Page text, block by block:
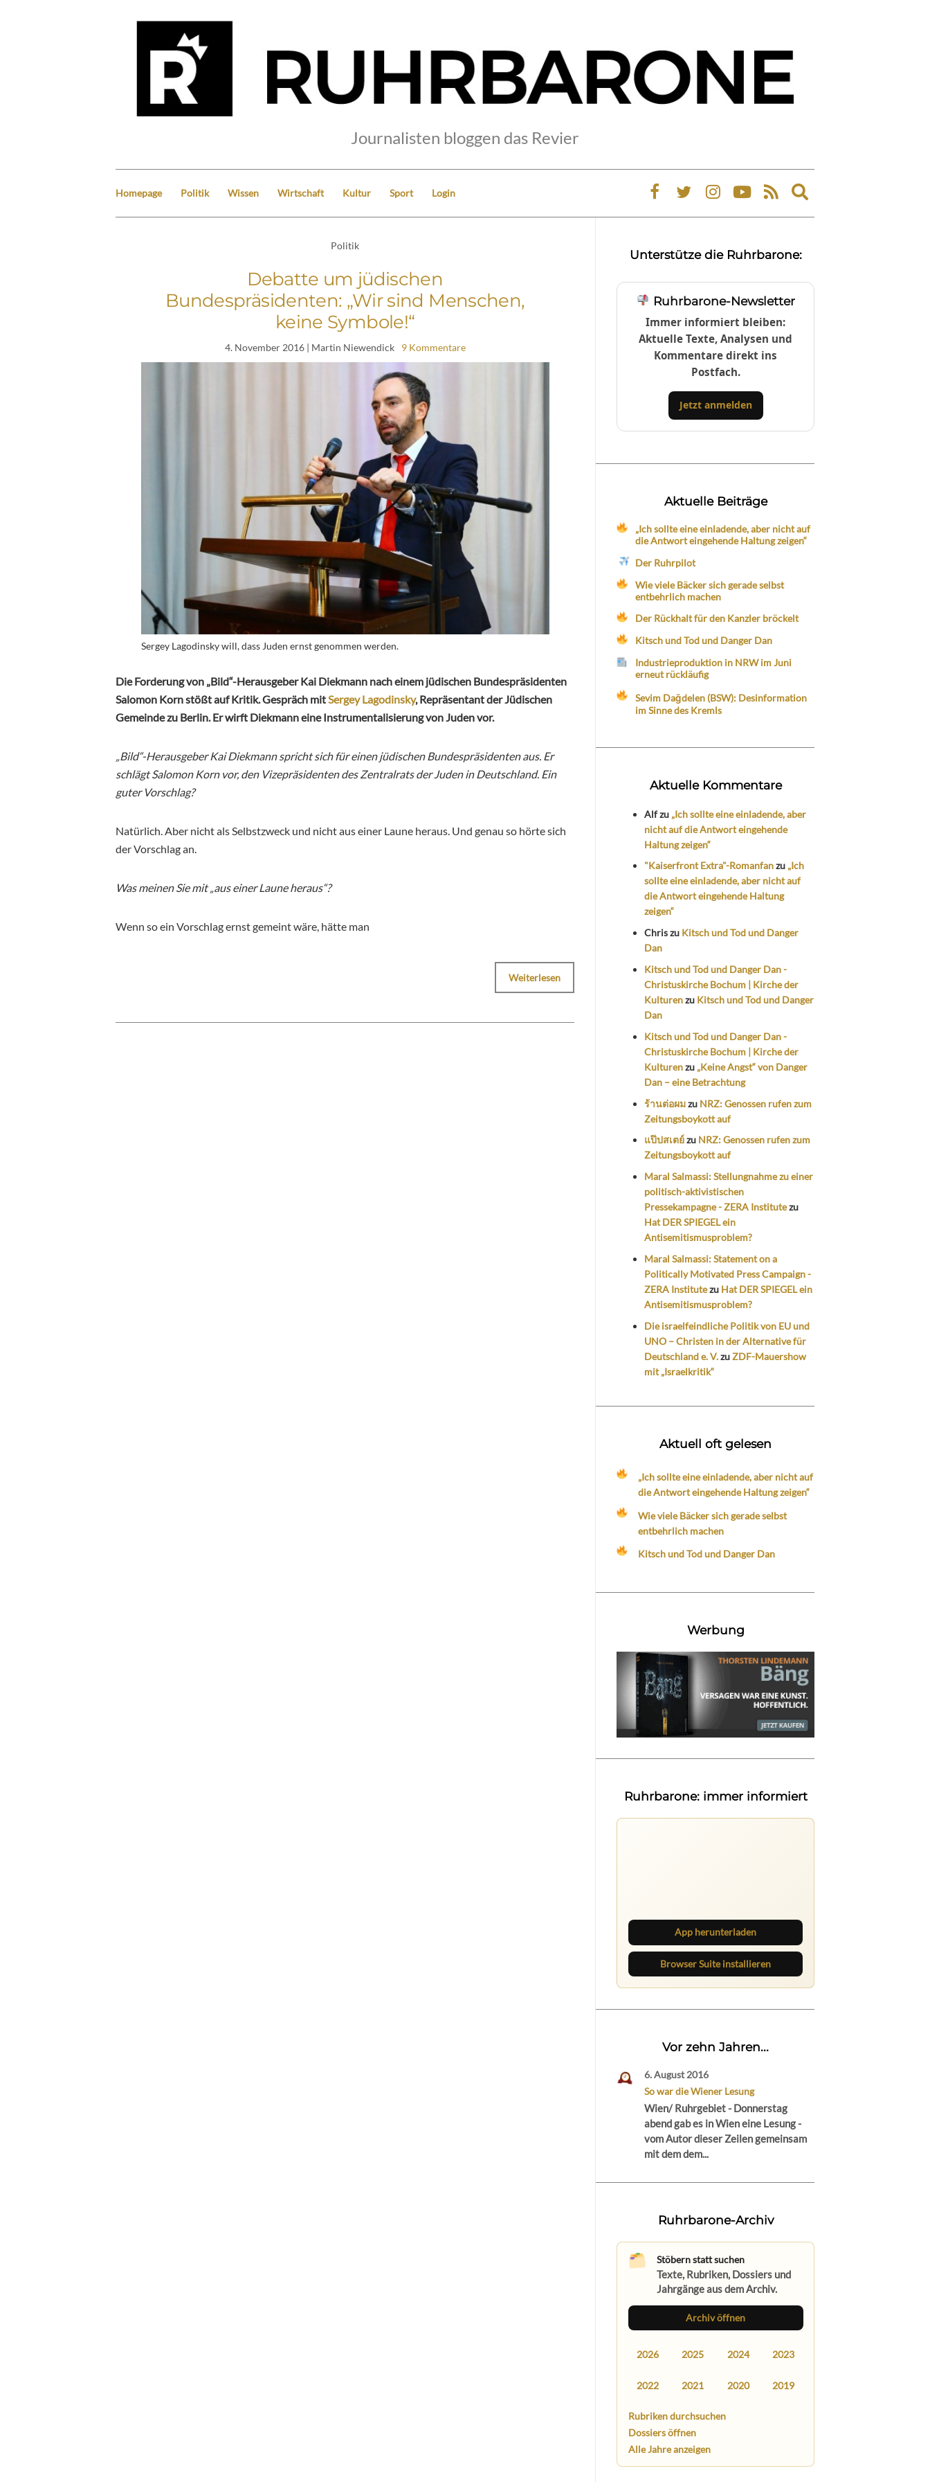
Journalisten bloggen das Revier
Homepage Politik Wissen Wirtschaft Kultur Sport Login
Expand
search
Politik
Debatte um jüdischen
Bundespräsidenten: „Wir sind Menschen,
keine Symbole!“
4. November 2016| Martin Niewendick 9 Kommentare
Sergey Lagodinsky will, dass Juden ernst genommen werden.
Die Forderung von „Bild“-Herausgeber Kai Diekmann nach einem jüdischen Bundespräsidenten
Salomon Korn stößt auf Kritik. Gespräch mit Sergey Lagodinsky, Repräsentant der Jüdischen
Gemeinde zu Berlin. Er wirft Diekmann eine Instrumentalisierung von Juden vor.
„Bild“-Herausgeber Kai Diekmann spricht sich für einen jüdischen Bundespräsidenten aus. Er
schlägt Salomon Korn vor, den Vizepräsidenten des Zentralrats der Juden in Deutschland. Ein
guter Vorschlag?
Natürlich. Aber nicht als Selbstzweck und nicht aus einer Laune heraus. Und genau so hörte sich
der Vorschlag an.
Was meinen Sie mit „aus einer Laune heraus“?
Wenn so ein Vorschlag ernst gemeint wäre, hätte man
Weiterlesen
Unterstütze die Ruhrbarone:
Ruhrbarone-Newsletter
Immer informiert bleiben:
Aktuelle Texte, Analysen und
Kommentare direkt ins
Postfach.
Jetzt anmelden
Aktuelle Beiträge
„Ich sollte eine einladende, aber nicht auf
die Antwort eingehende Haltung zeigen“
Der Ruhrpilot
Wie viele Bäcker sich gerade selbst
entbehrlich machen
Der Rückhalt für den Kanzler bröckelt
Kitsch und Tod und Danger Dan
Industrieproduktion in NRW im Juni
erneut rückläufig
Sevim Dağdelen (BSW): Desinformation
im Sinne des Kremls
Aktuelle Kommentare
Alfzu „Ich sollte eine einladende, aber
nicht auf die Antwort eingehende
Haltung zeigen“
"Kaiserfront Extra"-Romanfanzu „Ich
sollte eine einladende, aber nicht auf
die Antwort eingehende Haltung
zeigen“
Chriszu Kitsch und Tod und Danger
Dan
Kitsch und Tod und Danger Dan -
Christuskirche Bochum | Kirche der
Kulturenzu Kitsch und Tod und Danger
Dan
Kitsch und Tod und Danger Dan -
Christuskirche Bochum | Kirche der
Kulturenzu „Keine Angst“ von Danger
Dan – eine Betrachtung
ร้านต่อผมzu NRZ: Genossen rufen zum
Zeitungsboykott auf
แป๊ปสเตย์zu NRZ: Genossen rufen zum
Zeitungsboykott auf
Maral Salmassi: Stellungnahme zu einer
politisch-aktivistischen
Pressekampagne - ZERA Institutezu
Hat DER SPIEGEL ein
Antisemitismusproblem?
Maral Salmassi: Statement on a
Politically Motivated Press Campaign -
ZERA Institutezu Hat DER SPIEGEL ein
Antisemitismusproblem?
Die israelfeindliche Politik von EU und
UNO – Christen in der Alternative für
Deutschland e. V.zuZDF-Mauershow
mit „Israelkritik“
Aktuell oft gelesen
„Ich sollte eine einladende, aber nicht auf
die Antwort eingehende Haltung zeigen“
Wie viele Bäcker sich gerade selbst
entbehrlich machen
Kitsch und Tod und Danger Dan
Werbung
Ruhrbarone: immer informiert
App herunterladen
Browser Suite installieren
Vor zehn Jahren...
6. August 2016
So war die Wiener Lesung
Wien/ Ruhrgebiet - Donnerstag
abend gab es in Wien eine Lesung -
vom Autor dieser Zeilen gemeinsam
mit dem dem...
Ruhrbarone-Archiv
Stöbern statt suchen
Texte, Rubriken, Dossiers und
Jahrgänge aus dem Archiv.
Archiv öffnen
2026 2025 2024 2023
2022 2021 2020 2019
Rubriken durchsuchen
Dossiers öffnen
Alle Jahre anzeigen